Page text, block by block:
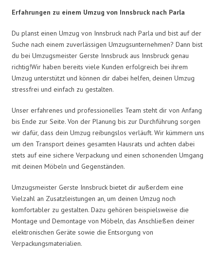
Erfahrungen zu einem Umzug von Innsbruck nach Parla
Du planst einen Umzug von Innsbruck nach Parla und bist auf der
Suche nach einem zuverlässigen Umzugsunternehmen? Dann bist
du bei Umzugsmeister Gerste Innsbruck aus Innsbruck genau
richtig!Wir haben bereits viele Kunden erfolgreich bei ihrem
Umzug unterstützt und können dir dabei helfen, deinen Umzug
stressfrei und einfach zu gestalten.
Unser erfahrenes und professionelles Team steht dir von Anfang
bis Ende zur Seite. Von der Planung bis zur Durchführung sorgen
wir dafür, dass dein Umzug reibungslos verläuft. Wir kümmern uns
um den Transport deines gesamten Hausrats und achten dabei
stets auf eine sichere Verpackung und einen schonenden Umgang
mit deinen Möbeln und Gegenständen.
Umzugsmeister Gerste Innsbruck bietet dir außerdem eine
Vielzahl an Zusatzleistungen an, um deinen Umzug noch
komfortabler zu gestalten. Dazu gehören beispielsweise die
Montage und Demontage von Möbeln, das Anschließen deiner
elektronischen Geräte sowie die Entsorgung von
Verpackungsmaterialien.